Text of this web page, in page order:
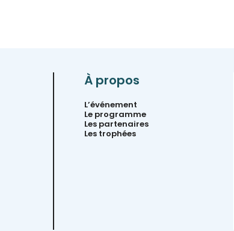
À propos
L’événement
Le programme
Les partenaires
Les trophées